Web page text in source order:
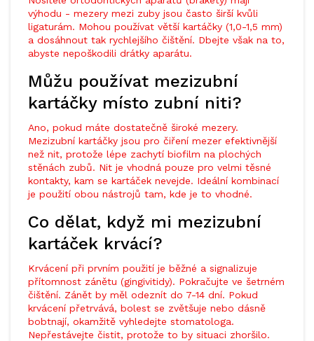
výhodu - mezery mezi zuby jsou často širší kvůli
ligaturám. Mohou používat větší kartáčky (1,0-1,5 mm)
a dosáhnout tak rychlejšího čištění. Dbejte však na to,
abyste nepoškodili drátky aparátu.
Můžu používat mezizubní
kartáčky místo zubní niti?
Ano, pokud máte dostatečně široké mezery.
Mezizubní kartáčky jsou pro čiření mezer efektivnější
než nit, protože lépe zachytí biofilm na plochých
stěnách zubů. Nit je vhodná pouze pro velmi těsné
kontakty, kam se kartáček nevejde. Ideální kombinací
je použití obou nástrojů tam, kde je to vhodné.
Co dělat, když mi mezizubní
kartáček krvácí?
Krvácení při prvním použití je běžné a signalizuje
přítomnost zánětu (gingivitidy). Pokračujte ve šetrném
čištění. Zánět by měl odeznít do 7-14 dní. Pokud
krvácení přetrvává, bolest se zvětšuje nebo dásně
bobtnají, okamžitě vyhledejte stomatologa.
Nepřestávejte čistit, protože to by situaci zhoršilo.